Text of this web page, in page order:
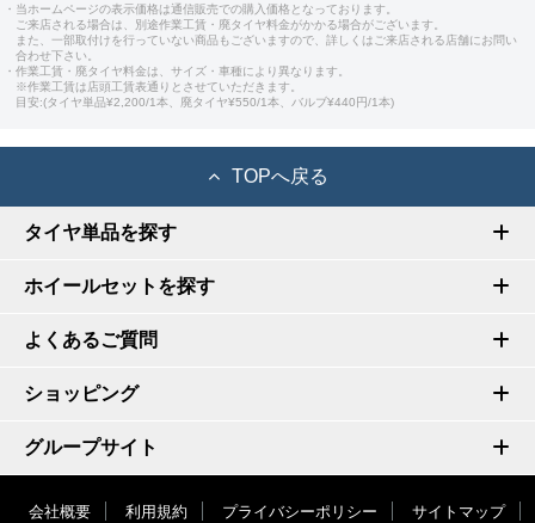
・当ホームページの表示価格は通信販売での購入価格となっております。
ご来店される場合は、別途作業工賃・廃タイヤ料金がかかる場合がございます。
また、一部取付けを行っていない商品もございますので、詳しくはご来店される店舗にお問い
合わせ下さい。
・作業工賃・廃タイヤ料金は、サイズ・車種により異なります。
※作業工賃は店頭工賃表通りとさせていただきます。
目安:(タイヤ単品¥2,200/1本、廃タイヤ¥550/1本、バルブ¥440円/1本)
TOPへ戻る
タイヤ単品を探す
ホイールセットを探す
よくあるご質問
ショッピング
グループサイト
会社概要 利用規約 プライバシーポリシー サイトマップ